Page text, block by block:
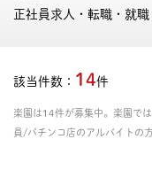
正社員求人・転職・就
該当件数： 14件
楽園は14件が募集中。楽園で
員/パチンコ店のアルバイトの
間休日の多さ、残業時間の少